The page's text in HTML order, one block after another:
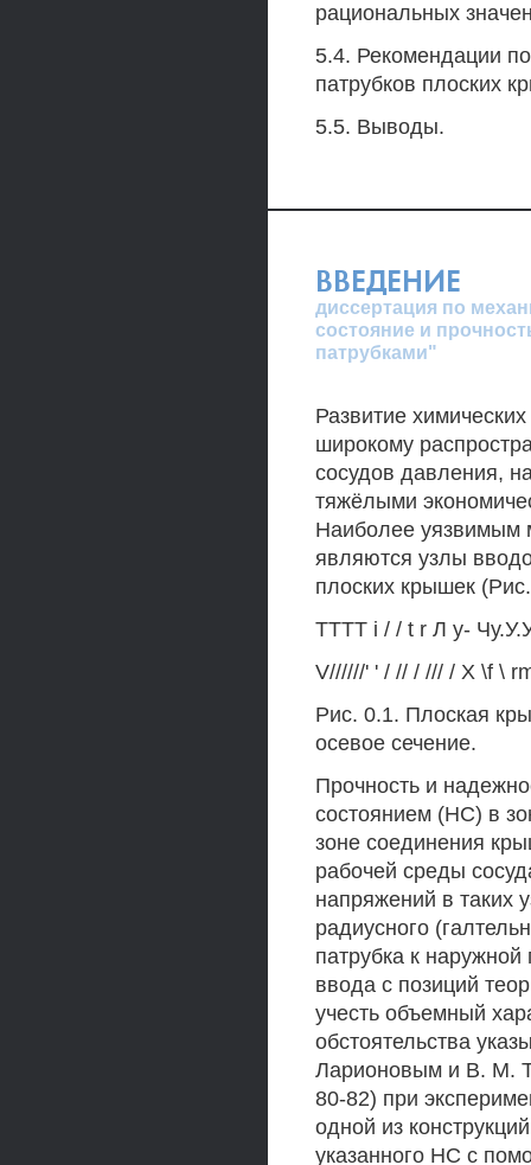
рациональных
5.4. Рекомендации
патрубков плоских
5.5. Выводы.
ВВЕДЕНИЕ
диссертация по
состояние и
патрубками"
Развитие
широкому
сосудов давления,
тяжёлыми
Наиболее уязвимым
являются узлы
плоских крышек
TTTT i / / t r Л у-
V//////' ' / // / /// / X \f \
Рис. 0.1. Плоская
осевое сечение.
Прочность и
состоянием (НС) в
зоне соединения
рабочей среды
напряжений в таких
радиусного
патрубка к
ввода с позиций
учесть объемный
обстоятельства
Ларионовым и В. М.
80-82) при
одной из
указанного НС с